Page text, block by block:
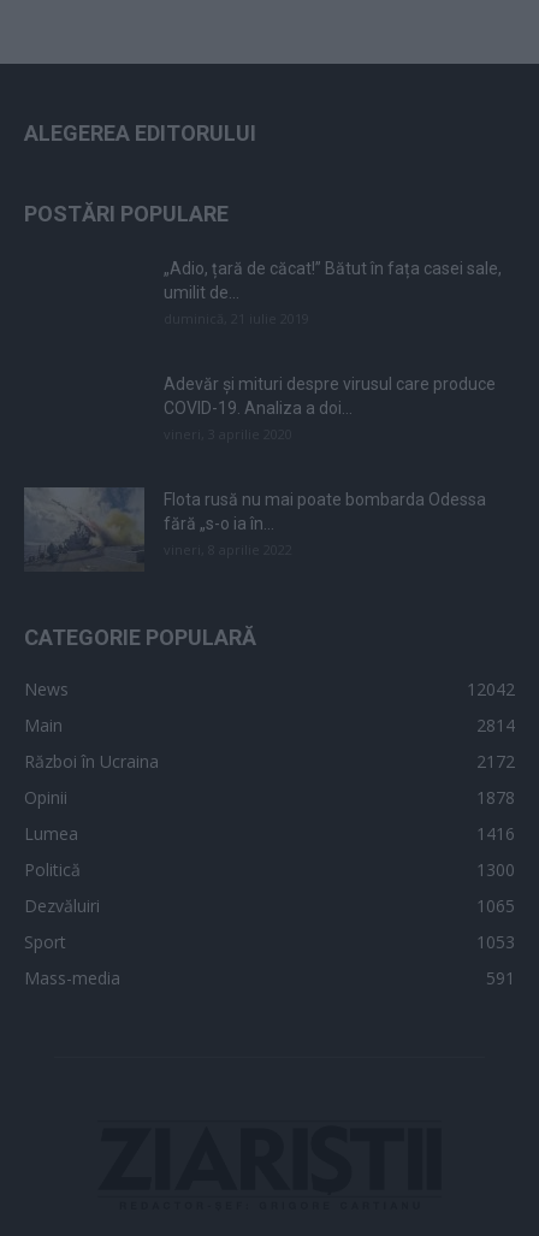
ALEGEREA EDITORULUI
POSTĂRI POPULARE
„Adio, țară de căcat!” Bătut în fața casei sale,
umilit de...
Adevăr și mituri despre virusul care produce
COVID-19. Analiza a doi...
Flota rusă nu mai poate bombarda Odessa
fără „s-o ia în...
CATEGORIE POPULARĂ
News
12042
Main
2814
Război în Ucraina
2172
Opinii
1878
Lumea
1416
Politică
1300
Dezvăluiri
1065
Sport
1053
Mass-media
591